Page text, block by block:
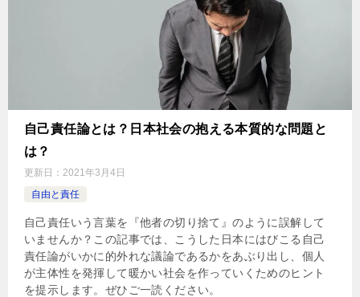
自己責任論とは？日本社会の抱える本質的な問題と
は？
更新日： 2021年3月4日
自由と責任
自己責任いう言葉を『他者の切り捨て』のように誤解して
いませんか？この記事では、こうした日本にはびこる自己
責任論がいかに的外れな議論であるかをあぶり出し、個人
が主体性を発揮して暖かい社会を作っていくためのヒント
を提示します。ぜひご一読ください。